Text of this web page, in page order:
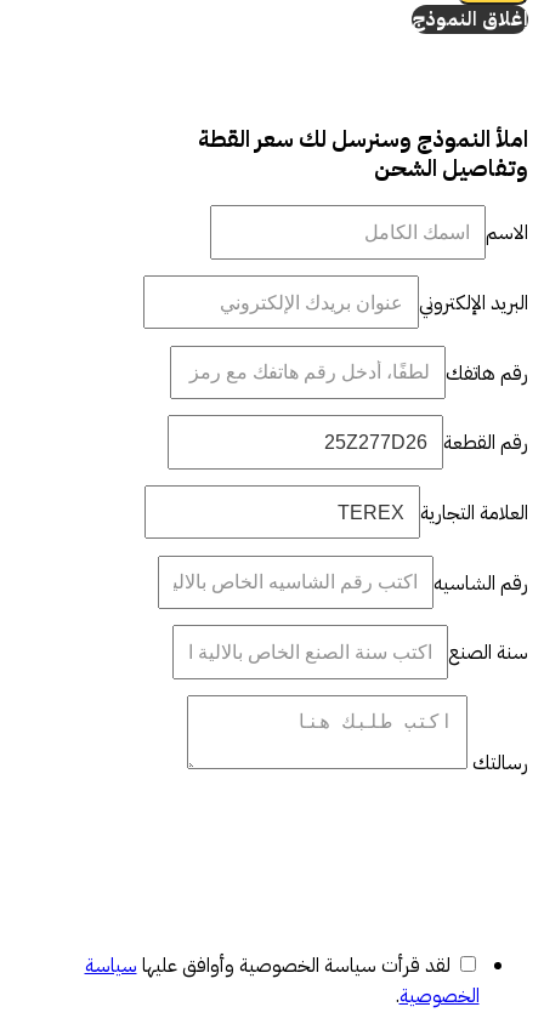
إغلاق النموذج
املأ النموذج وسنرسل لك سعر القطة
وتفاصيل الشحن
الاسم
البريد الإلكتروني
رقم هاتفك
رقم القطعة
العلامة التجارية
رقم الشاسيه
سنة الصنع
رسالتك
لقد قرأت سياسة الخصوصية وأوافق عليها سياسة
الخصوصية.